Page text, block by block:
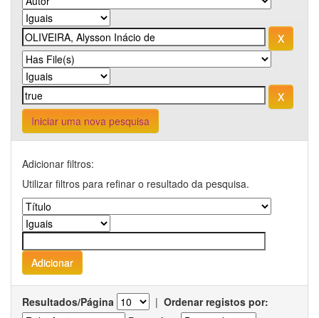
Iniciar uma nova pesquisa
Adicionar filtros:
Utilizar filtros para refinar o resultado da pesquisa.
Resultados/Página | Ordenar registos por: